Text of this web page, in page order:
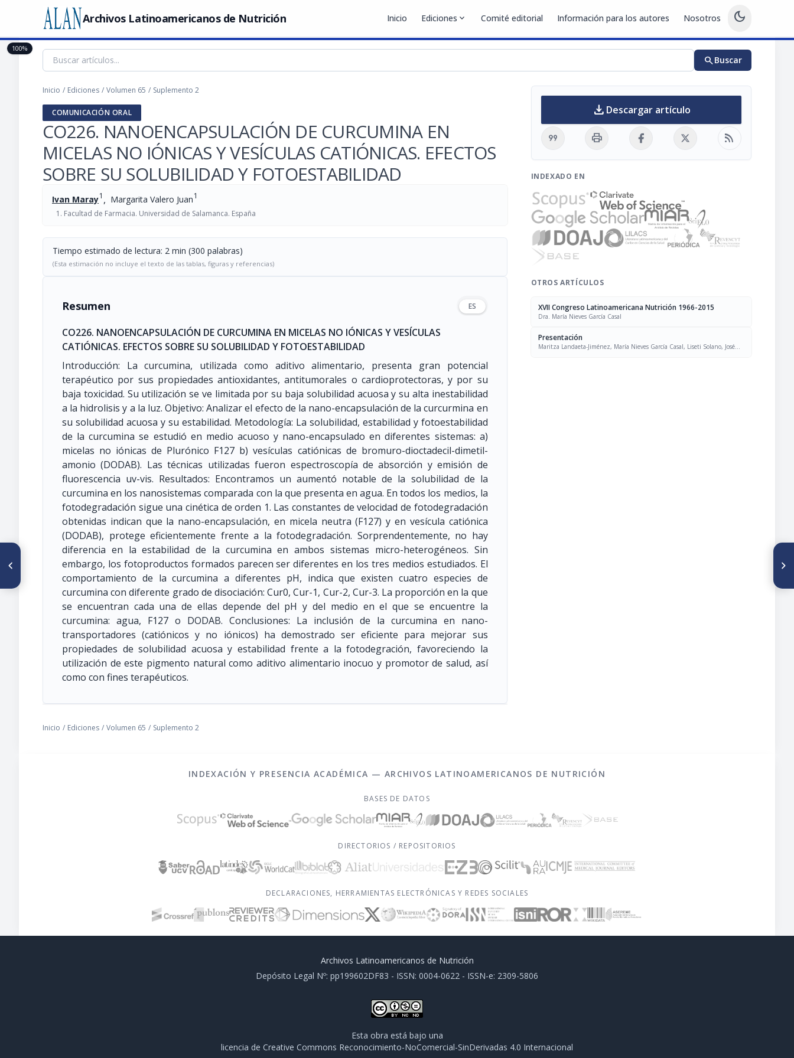
Archivos Latinoamericanos de Nutrición Inicio Ediciones expand_more Comité editorial Información para los autores Nosotros dark_mode
searchBuscar
Inicio / Ediciones / Volumen 65 / Suplemento 2
COMUNICACIÓN ORAL
CO226. NANOENCAPSULACIÓN DE CURCUMINA EN
MICELAS NO IÓNICAS Y VESÍCULAS CATIÓNICAS. EFECTOS
SOBRE SU SOLUBILIDAD Y FOTOESTABILIDAD
Ivan Maray1 , Margarita Valero Juan1
Facultad de Farmacia. Universidad de Salamanca. España
Tiempo estimado de lectura: 2 min (300 palabras)
(Esta estimación no incluye el texto de las tablas, figuras y referencias)
Resumen ES
CO226. NANOENCAPSULACIÓN DE CURCUMINA EN MICELAS NO IÓNICAS Y VESÍCULAS
CATIÓNICAS. EFECTOS SOBRE SU SOLUBILIDAD Y FOTOESTABILIDAD
Introducción: La curcumina, utilizada como aditivo alimentario, presenta gran potencial
terapéutico por sus propiedades antioxidantes, antitumorales o cardioprotectoras, y por su
baja toxicidad. Su utilización se ve limitada por su baja solubilidad acuosa y su alta inestabilidad
a la hidrolisis y a la luz. Objetivo: Analizar el efecto de la nano-encapsulación de la curcurmina en
su solubilidad acuosa y su estabilidad. Metodología: La solubilidad, estabilidad y fotoestabilidad
de la curcumina se estudió en medio acuoso y nano-encapsulado en diferentes sistemas: a)
micelas no iónicas de Plurónico F127 b) vesículas catiónicas de bromuro-dioctadecil-dimetil-
amonio (DODAB). Las técnicas utilizadas fueron espectroscopía de absorción y emisión de
fluorescencia uv-vis. Resultados: Encontramos un aumentó notable de la solubilidad de la
curcumina en los nanosistemas comparada con la que presenta en agua. En todos los medios, la
fotodegradación sigue una cinética de orden 1. Las constantes de velocidad de fotodegradación
obtenidas indican que la nano-encapsulación, en micela neutra (F127) y en vesícula catiónica
(DODAB), protege eficientemente frente a la fotodegradación. Sorprendentemente, no hay
diferencia en la estabilidad de la curcumina en ambos sistemas micro-heterogéneos. Sin
embargo, los fotoproductos formados parecen ser diferentes en los tres medios estudiados. El
comportamiento de la curcumina a diferentes pH, indica que existen cuatro especies de
curcumina con diferente grado de disociación: Cur0, Cur-1, Cur-2, Cur-3. La proporción en la que
se encuentran cada una de ellas depende del pH y del medio en el que se encuentre la
curcumina: agua, F127 o DODAB. Conclusiones: La inclusión de la curcumina en nano-
transportadores (catiónicos y no iónicos) ha demostrado ser eficiente para mejorar sus
propiedades de solubilidad acuosa y estabilidad frente a la fotodegración, favoreciendo la
utilización de este pigmento natural como aditivo alimentario inocuo y promotor de salud, así
como con fines terapéuticos.
Inicio / Ediciones / Volumen 65 / Suplemento 2
download Descargar artículo
format_quote print rss_feed
INDEXADO EN
OTROS ARTÍCULOS
XVII Congreso Latinoamericana Nutrición 1966-2015
Dra. María Nieves García Casal
Presentación
Maritza Landaeta-Jiménez, María Nieves García Casal, Liseti Solano, José
100%
ARTÍCULO ANTERIOR
CO225. THE CHANGING
SOCIAL DISTRIBUTION OF
OBESITY PREVALENCE AMONG
MEXICAN WOMEN 1988-2012
INDEXACIÓN Y PRESENCIA ACADÉMICA — ARCHIVOS LATINOAMERICANOS DE NUTRICIÓN
BASES DE DATOS
DIRECTORIOS / REPOSITORIOS
DECLARACIONES, HERRAMIENTAS ELECTRÓNICAS Y REDES SOCIALES
Archivos Latinoamericanos de Nutrición
Depósito Legal Nº: pp199602DF83 - ISSN: 0004-0622 - ISSN-e: 2309-5806
Esta obra está bajo una
licencia de Creative Commons Reconocimiento-NoComercial-SinDerivadas 4.0 Internacional